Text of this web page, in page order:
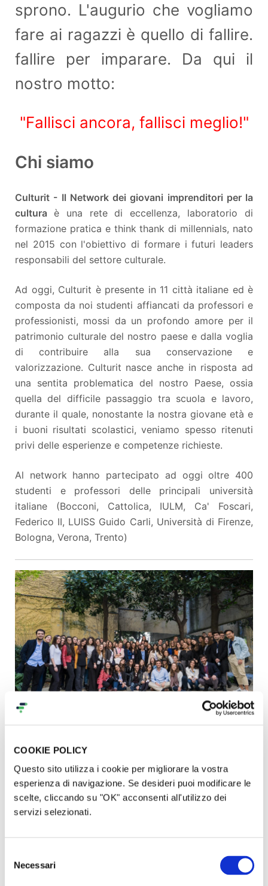
COOKIE POLICY
Questo sito utilizza i cookie per migliorare la vostra
esperienza di navigazione. Se desideri puoi modificare le
scelte, cliccando su "OK" acconsenti all'utilizzo dei
servizi selezionati.
delNecessari
sprono. L'augurio che vogliamo
fare ai ragazzi è quello di fallire.
fallire per imparare. Da qui il
nostro motto:
"Fallisci ancora, fallisci meglio!"
Chi siamo
Culturit - Il Network dei giovani imprenditori per la
cultura è una rete di eccellenza, laboratorio di
formazione pratica e think thank di millennials, nato
nel 2015 con l'obiettivo di formare i futuri leaders
responsabili del settore culturale.
Ad oggi, Culturit è presente in 11 città italiane ed è
composta da noi studenti affiancati da professori e
professionisti, mossi da un profondo amore per il
patrimonio culturale del nostro paese e dalla voglia
di contribuire alla sua conservazione e
valorizzazione. Culturit nasce anche in risposta ad
una sentita problematica del nostro Paese, ossia
quella del difficile passaggio tra scuola e lavoro,
durante il quale, nonostante la nostra giovane età e
i buoni risultati scolastici, veniamo spesso ritenuti
privi delle esperienze e competenze richieste.
Al network hanno partecipato ad oggi oltre 400
studenti e professori delle principali università
italiane (Bocconi, Cattolica, IULM, Ca' Foscari,
Federico II, LUISS Guido Carli, Università di Firenze,
Bologna, Verona, Trento)
Il nostro progetto: Epic Fail
Riteniamo che il fallimento, al contrario di quello che
ci viene spesso trasmesso, sia uno degli step
di Culturit, quindi, si propone con Epic Fail di offrire
ai giovani studenti una
visione differente da quella